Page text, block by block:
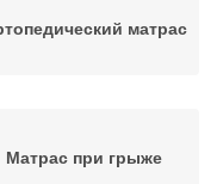
матрас
Матрас при грыже